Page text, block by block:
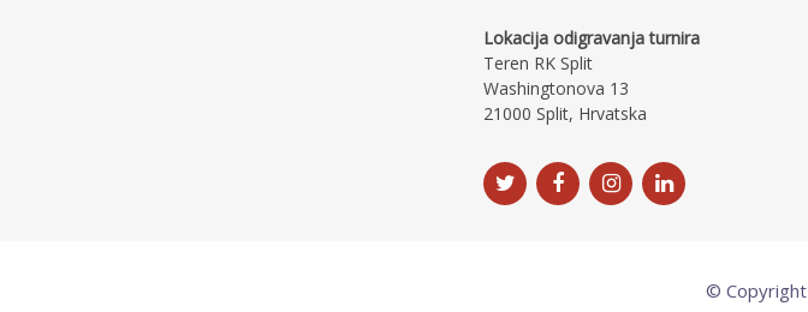
Lokacija odigravanja turnira
Teren RK Split
Washingtonova 13
21000 Split, Hrvatska
© Copyright